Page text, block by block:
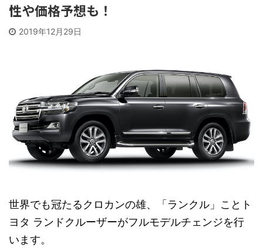
性や価格予想も！
2019年12月29日
世界でも冠たるクロカンの雄、「ランクル」ことト
ヨタ ランドクルーザーがフルモデルチェンジを行
います。